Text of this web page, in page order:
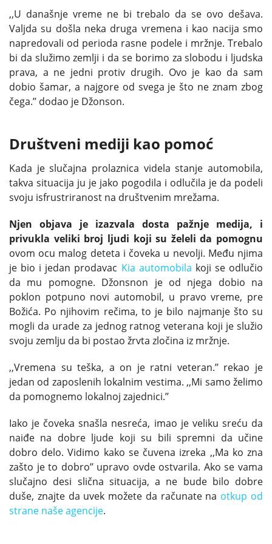
,,U današnje vreme ne bi trebalo da se ovo dešava.
Valjda su došla neka druga vremena i kao nacija smo
napredovali od perioda rasne podele i mržnje. Trebalo
bi da služimo zemlji i da se borimo za slobodu i ljudska
prava, a ne jedni protiv drugih. Ovo je kao da sam
dobio šamar, a najgore od svega je što ne znam zbog
čega.’’ dodao je Džonson.
Društveni mediji kao pomoć
Kada je slučajna prolaznica videla stanje automobila,
takva situacija ju je jako pogodila i odlučila je da podeli
svoju isfrustriranost na društvenim mrežama.
Njen objava je izazvala dosta pažnje medija, i
privukla veliki broj ljudi koji su želeli da pomognu
ovom ocu malog deteta i čoveka u nevolji. Među njima
je bio i jedan prodavac Kia automobila koji se odlučio
da mu pomogne. Džonsnon je od njega dobio na
poklon potpuno novi automobil, u pravo vreme, pre
Božića. Po njihovim rečima, to je bilo najmanje što su
mogli da urade za jednog ratnog veterana koji je služio
svoju zemlju da bi postao žrvta zločina iz mržnje.
,,Vremena su teška, a on je ratni veteran.’’ rekao je
jedan od zaposlenih lokalnim vestima. ,,Mi samo želimo
da pomognemo lokalnoj zajednici.’’
Iako je čoveka snašla nesreća, imao je veliku sreću da
naiđe na dobre ljude koji su bili spremni da učine
dobro delo. Vidimo kako se čuvena izreka ,,Ma ko zna
zašto je to dobro’’ upravo ovde ostvarila. Ako se vama
slučajno desi slična situacija, a ne bude bilo dobre
duše, znajte da uvek možete da računate na otkup od
strane naše agencije.